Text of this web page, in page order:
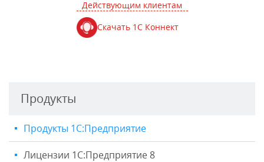
Действующим клиентам
Скачать 1С Коннект
Продукты
Продукты 1С:Предприятие
Лицензии 1С:Предприятие 8